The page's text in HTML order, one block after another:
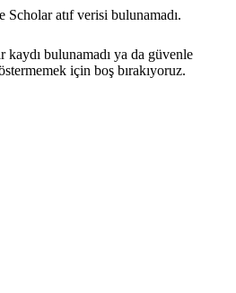
atıf verisi bulunamadı.
kaydı bulunamadı ya da güvenle
için boş bırakıyoruz.